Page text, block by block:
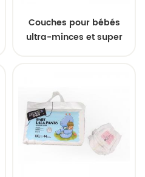
Couches pour bébés
ultra-minces et super